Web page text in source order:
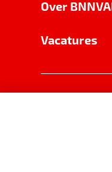
Over
Vacatures